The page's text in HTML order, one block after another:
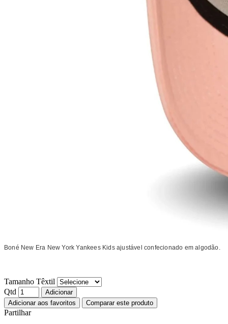
Boné New Era New York Yankees Kids ajustável confecionado em algodão.
Tamanho Têxtil
Qtd
Adicionar
Adicionar aos favoritos
Comparar este produto
Partilhar